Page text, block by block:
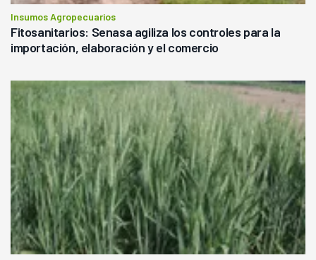
Insumos Agropecuarios
Fitosanitarios: Senasa agiliza los controles para la
importación, elaboración y el comercio